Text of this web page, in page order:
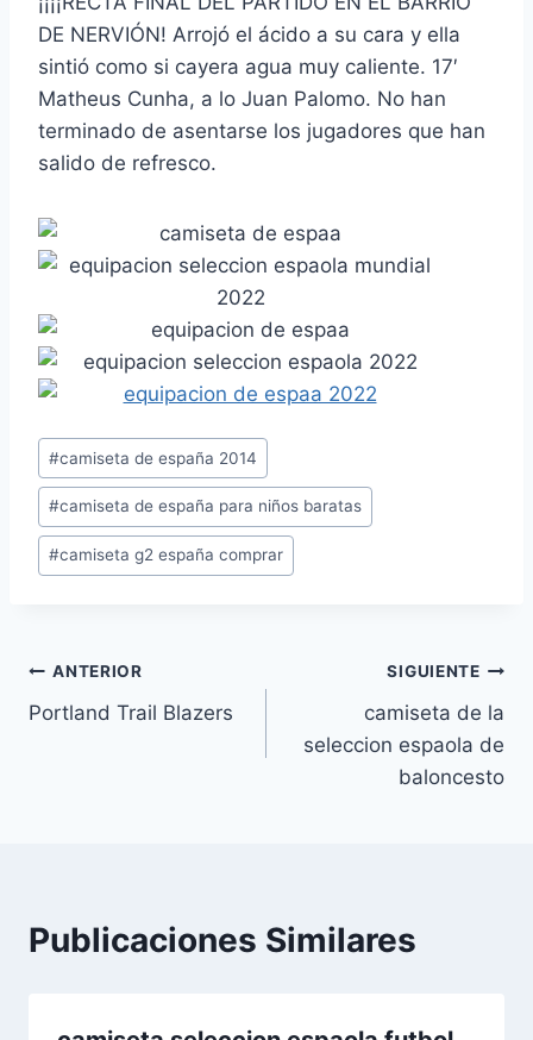
DE NERVIÓN! Arrojó el ácido a su cara y ella
sintió como si cayera agua muy caliente. 17′
Matheus Cunha, a lo Juan Palomo. No han
terminado de asentarse los jugadores que han
salido de refresco.
Etiquetas
de
la
entrada:
#camiseta de españa 2014
#camiseta de españa para niños baratas
#camiseta g2 españa comprar
Navegación
de
ANTERIOR
Portland Trail Blazers
SIGUIENTE
camiseta de la
seleccion espaola de
baloncesto
Publicaciones Similares